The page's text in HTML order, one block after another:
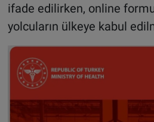
ifade edilirken, online
yolcuların ülkeye kabul